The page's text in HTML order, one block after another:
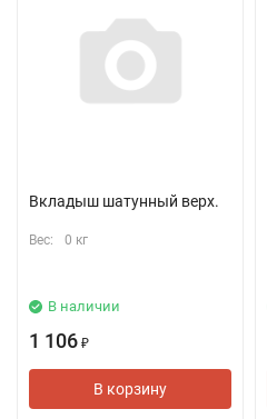
Вкладыш шатунный верх.
Вес: 0 кг
В наличии
1 106 ₽
В корзину